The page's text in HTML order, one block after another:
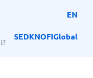
EN
SEDKNOFIGlobal